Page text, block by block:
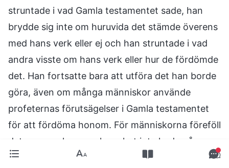
struntade i vad Gamla testamentet sade, han
brydde sig inte om huruvida det stämde överens
med hans verk eller ej och han struntade i vad
andra visste om hans verk eller hur de fördömde
det. Han fortsatte bara att utföra det han borde
göra, även om många människor använde
profeternas förutsägelser i Gamla testamentet
för att fördöma honom. För människorna föreföll
det som om hans verksamhet inte hade någon
grundval alls och det var mycket i den som gick